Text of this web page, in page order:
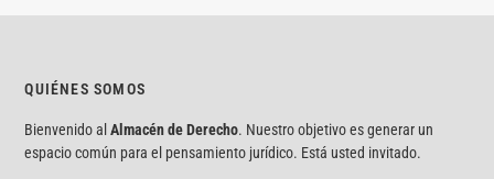
QUIÉNES SOMOS
Bienvenido alAlmacén de Derecho. Nuestro objetivo es generar un
espacio común para el pensamiento jurídico. Está usted invitado.